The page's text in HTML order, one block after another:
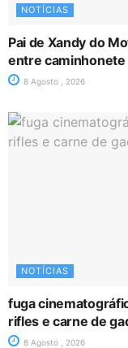
NOTÍCIAS
Pai de Xandy do
entre
8 Agosto , 2026
NOTÍCIAS
fuga
rifles e carne de
8 Agosto , 2026